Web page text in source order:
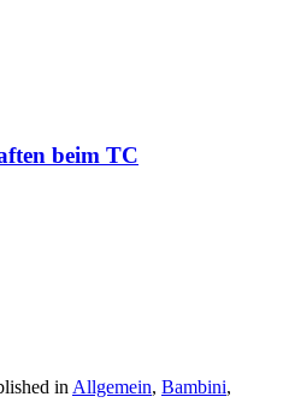
beim TC
in Allgemein, Bambini,